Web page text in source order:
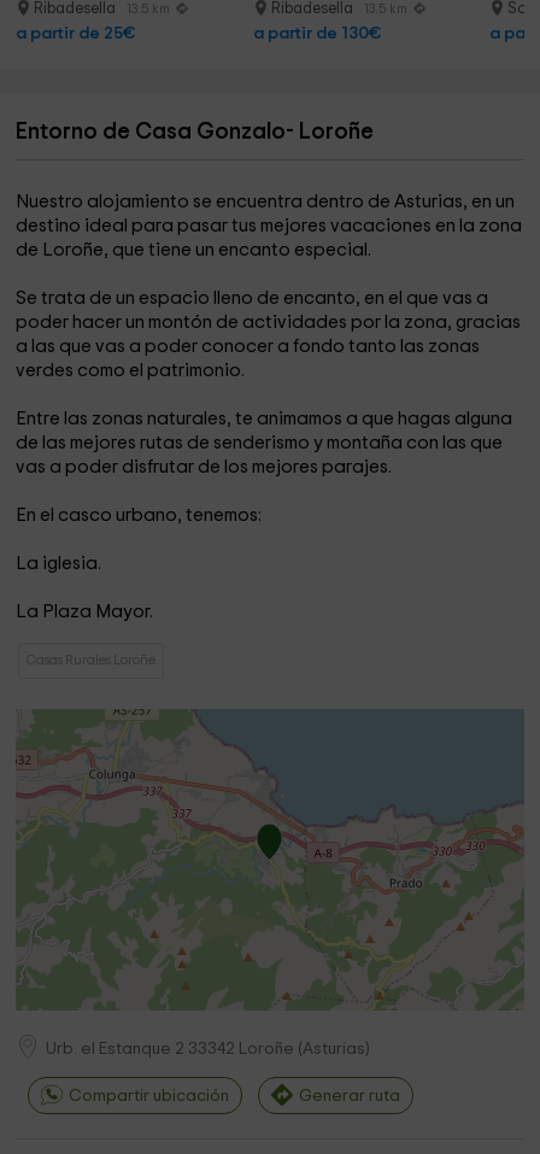
Ribadesella 13.5 km
a partir de 25€
h Ribadesella 13.5 km
a partir de 130€ a
Entorno de Casa Gonzalo- Loroñe
Nuestro alojamiento se encuentra dentro de Asturias, en un
destino ideal para pasar tus mejores vacaciones en la zona
de Loroñe, que tiene un encanto especial.
Se trata de un espacio lleno de encanto, en el que vas a
poder hacer un montón de actividades por la zona, gracias
a las que vas a poder conocer a fondo tanto las zonas
verdes como el patrimonio.
Entre las zonas naturales, te animamos a que hagas alguna
de las mejores rutas de senderismo y montaña con las que
vas a poder disfrutar de los mejores parajes.
En el casco urbano, tenemos:
La iglesia.
La Plaza Mayor.
Casas Rurales Loroñe
Urb. el Estanque 2 33342 Loroñe (Asturias)
Compartir ubicación Generar ruta